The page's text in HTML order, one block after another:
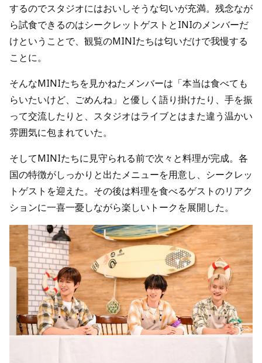
するのでスタジオにはおいしそうな匂いが充満。残念なが
ら試食できるのはシークレットゲストとINIのメンバーだ
けということで、観覧のMINIたちは匂いだけで我慢する
ことに。
そんなMINIたちを見かねたメンバーは「本当は食べても
らいたいけど、ごめんね」と優しく語り掛けたり、手を振
って交流したりと、スタジオはライブとはまた違う温かい
雰囲気に包まれていた。
そしてMINIたちに見守られる前で次々と料理が完成。各
国の特徴がしっかりと出たメニューを用意し、シークレッ
トゲストを迎えた。その後は料理を食べるゲストのリアク
ションに一喜一憂しながら楽しいトークを展開した。